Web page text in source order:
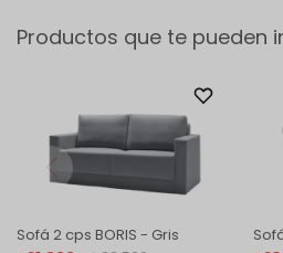
Productos que te pueden
Sofá 2 cps BORIS - Gris